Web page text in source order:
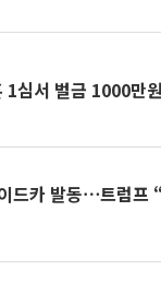
1심서 벌금 1000만
드카 발동⋯트럼프